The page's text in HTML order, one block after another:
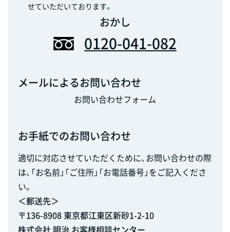
せていただいております。
おかし
0120-041-082
メールによるお問い合わせ
お問い合わせフォーム
お手紙でのお問い合わせ
適切に対応させていただくために、お問い合わせの際
は、「お名前」「ご住所」「お電話番号」をご記入くださ
い。
＜郵送先＞
〒136-8908 東京都江東区新砂1-2-10
株式会社 明治 お客様相談センター